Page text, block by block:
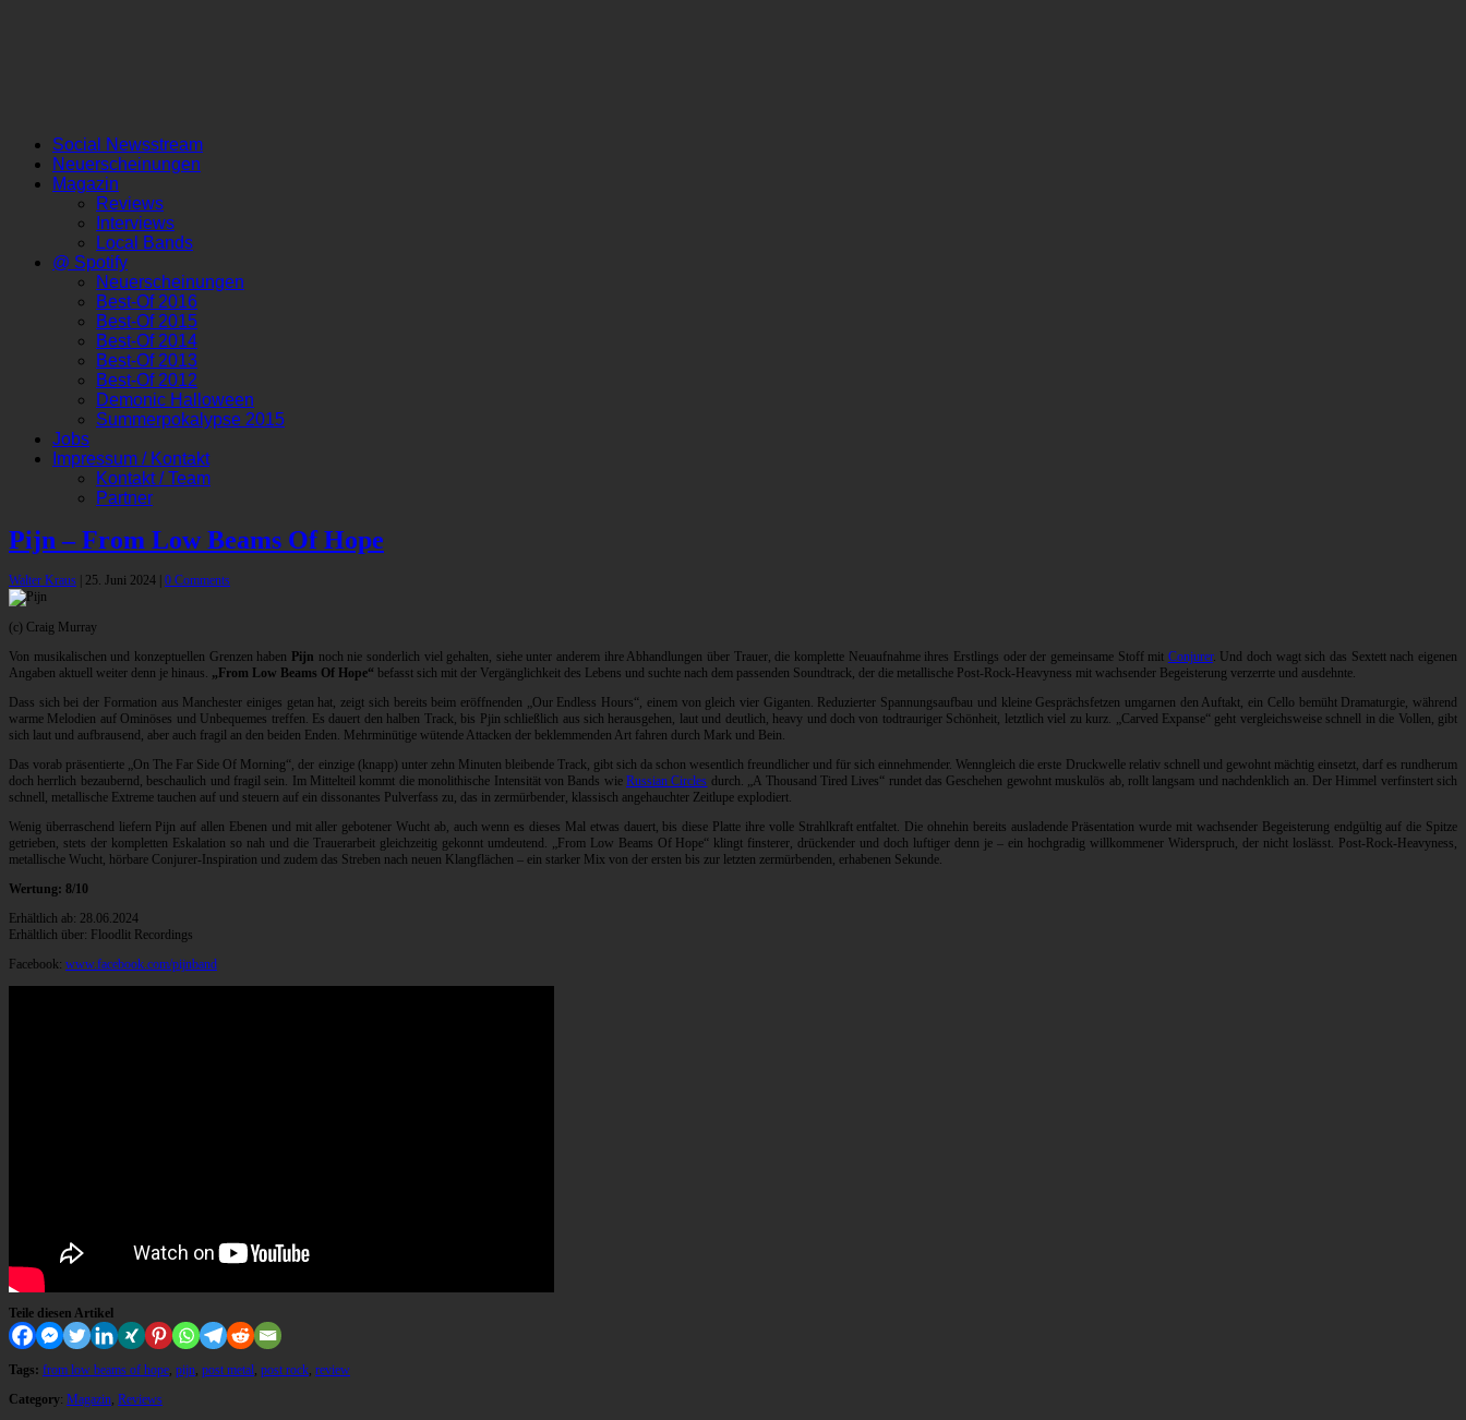
Social Newsstream
Neuerscheinungen
Magazin
Reviews
Interviews
Local Bands
@ Spotify
Neuerscheinungen
Best-Of 2016
Best-Of 2015
Best-Of 2014
Best-Of 2013
Best-Of 2012
Demonic Halloween
Summerpokalypse 2015
Jobs
Impressum / Kontakt
Kontakt / Team
Partner
Pijn – From Low Beams Of Hope
Walter Kraus 25. Juni 2024 0 Comments
(c) Craig Murray
Von musikalischen und konzeptuellen Grenzen haben Pijn noch nie sonderlich viel gehalten, siehe unter anderem ihre Abhandlungen über Trauer, die komplette Neuaufnahme ihres Erstlings oder der gemeinsame Stoff mit Conjurer. Und doch wagt sich das Sextett nach eigenen
Angaben aktuell weiter denn je hinaus. „From Low Beams Of Hope“ befasst sich mit der Vergänglichkeit des Lebens und suchte nach dem passenden Soundtrack, der die metallische Post-Rock-Heavyness mit wachsender Begeisterung verzerrte und ausdehnte.
Dass sich bei der Formation aus Manchester einiges getan hat, zeigt sich bereits beim eröffnenden „Our Endless Hours“, einem von gleich vier Giganten. Reduzierter Spannungsaufbau und kleine Gesprächsfetzen umgarnen den Auftakt, ein Cello bemüht Dramaturgie, während
warme Melodien auf Ominöses und Unbequemes treffen. Es dauert den halben Track, bis Pjin schließlich aus sich herausgehen, laut und deutlich, heavy und doch von todtrauriger Schönheit, letztlich viel zu kurz. „Carved Expanse“ geht vergleichsweise schnell in die Vollen, gibt
sich laut und aufbrausend, aber auch fragil an den beiden Enden. Mehrminütige wütende Attacken der beklemmenden Art fahren durch Mark und Bein.
Das vorab präsentierte „On The Far Side Of Morning“, der einzige (knapp) unter zehn Minuten bleibende Track, gibt sich da schon wesentlich freundlicher und für sich einnehmender. Wenngleich die erste Druckwelle relativ schnell und gewohnt mächtig einsetzt, darf es rundherum
doch herrlich bezaubernd, beschaulich und fragil sein. Im Mittelteil kommt die monolithische Intensität von Bands wieRussian Circles durch. „A Thousand Tired Lives“ rundet das Geschehen gewohnt muskulös ab, rollt langsam und nachdenklich an. Der Himmel verfinstert sich
schnell, metallische Extreme tauchen auf und steuern auf ein dissonantes Pulverfass zu, das in zermürbender, klassisch angehauchter Zeitlupe explodiert.
Wenig überraschend liefern Pijn auf allen Ebenen und mit aller gebotener Wucht ab, auch wenn es dieses Mal etwas dauert, bis diese Platte ihre volle Strahlkraft entfaltet. Die ohnehin bereits ausladende Präsentation wurde mit wachsender Begeisterung endgültig auf die Spitze
getrieben, stets der kompletten Eskalation so nah und die Trauerarbeit gleichzeitig gekonnt umdeutend. „From Low Beams Of Hope“ klingt finsterer, drückender und doch luftiger denn je – ein hochgradig willkommener Widerspruch, der nicht loslässt. Post-Rock-Heavyness,
metallische Wucht, hörbare Conjurer-Inspiration und zudem das Streben nach neuen Klangflächen – ein starker Mix von der ersten bis zur letzten zermürbenden, erhabenen Sekunde.
Wertung: 8/10
Erhältlich ab: 28.06.2024
Erhältlich über: Floodlit Recordings
Facebook: www.facebook.com/pijnband
Teile diesen Artikel
Tags: from low beams of hope, pijn, post metal, post rock, review
Category: Magazin, Reviews